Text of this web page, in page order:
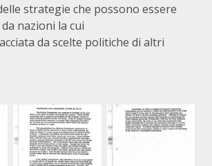
strategie che possono essere
nazioni la cui
da scelte politiche di altri